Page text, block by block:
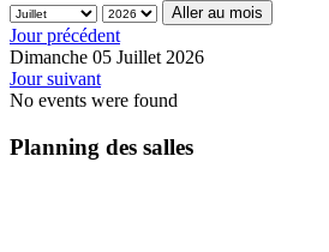
Aller au mois
Jour précédent
Dimanche 05 Juillet 2026
Jour suivant
No events were found
Planning des salles